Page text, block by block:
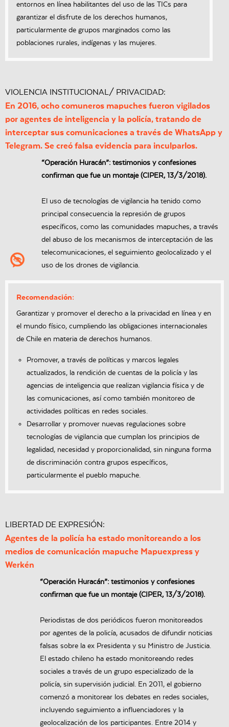
entornos en línea habilitantes del uso de las TICs para
garantizar el disfrute de los derechos humanos,
particularmente de grupos marginados como las
poblaciones rurales, indígenas y las mujeres.
VIOLENCIA INSTITUCIONAL/ PRIVACIDAD:
En 2016, ocho comuneros mapuches fueron vigilados
por agentes de inteligencia y la policía, tratando de
interceptar sus comunicaciones a través de WhatsApp y
Telegram. Se creó falsa evidencia para inculparlos.
“Operación Huracán”: testimonios y confesiones
confirman que fue un montaje (CIPER, 13/3/2018).
El uso de tecnologías de vigilancia ha tenido como
principal consecuencia la represión de grupos
específicos, como las comunidades mapuches, a través
del abuso de los mecanismos de interceptación de las
telecomunicaciones, el seguimiento geolocalizado y el
uso de los drones de vigilancia.
Recomendación:
Garantizar y promover el derecho a la privacidad en línea y en
el mundo físico, cumpliendo las obligaciones internacionales
de Chile en materia de derechos humanos.
Promover, a través de políticas y marcos legales
actualizados, la rendición de cuentas de la policía y las
agencias de inteligencia que realizan vigilancia física y de
las comunicaciones, así como también monitoreo de
actividades políticas en redes sociales.
Desarrollar y promover nuevas regulaciones sobre
tecnologías de vigilancia que cumplan los principios de
legalidad, necesidad y proporcionalidad, sin ninguna forma
de discriminación contra grupos específicos,
particularmente el pueblo mapuche.
LIBERTAD DE EXPRESIÓN:
Agentes de la policía ha estado monitoreando a los
medios de comunicación mapuche Mapuexpress y
Werkén
“Operación Huracán”: testimonios y confesiones
confirman que fue un montaje (CIPER, 13/3/2018).
Periodistas de dos periódicos fueron monitoreados
por agentes de la policía, acusados de difundir noticias
falsas sobre la ex Presidenta y su Ministro de Justicia.
El estado chileno ha estado monitoreando redes
sociales a través de un grupo especializado de la
policía, sin supervisión judicial. En 2011, el gobierno
comenzó a monitorear los debates en redes sociales,
incluyendo seguimiento a influenciadores y la
geolocalización de los participantes. Entre 2014 y